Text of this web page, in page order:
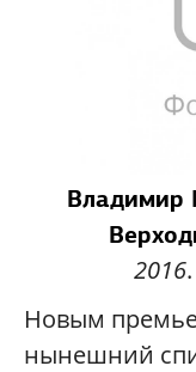
Владимир
2016.
Новым
нынешний